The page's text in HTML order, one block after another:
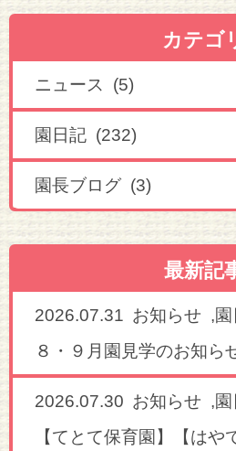
カテゴ
ニュース (5)
園日記 (232)
園長ブログ (3)
最新記
2026.07.31 お知らせ ,
８・９月園見学のお知ら
2026.07.30 お知らせ ,
【てとて保育園】【はや